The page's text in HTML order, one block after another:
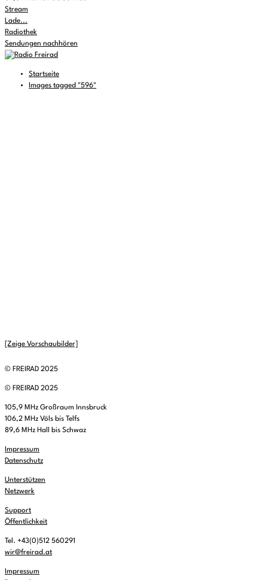
Stream
Lade...
Radiothek
Sendungen nachhören
Startseite
Images tagged "596"
[Zeige Vorschaubilder]
© FREIRAD 2025
© FREIRAD 2025
105,9 MHz Großraum Innsbruck
106,2 MHz Völs bis Telfs
89,6 MHz Hall bis Schwaz
Impressum
Datenschutz
Unterstützen
Netzwerk
Support
Öffentlichkeit
Tel. +43(0)512 560291
wir@freirad.at
Impressum